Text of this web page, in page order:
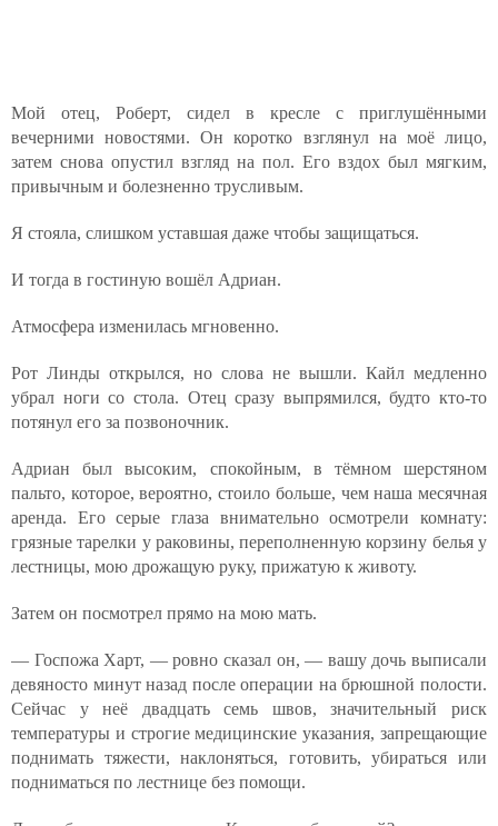
Мой отец, Роберт, сидел в кресле с приглушёнными
вечерними новостями. Он коротко взглянул на моё лицо,
затем снова опустил взгляд на пол. Его вздох был мягким,
привычным и болезненно трусливым.
Я стояла, слишком уставшая даже чтобы защищаться.
И тогда в гостиную вошёл Адриан.
Атмосфера изменилась мгновенно.
Рот Линды открылся, но слова не вышли. Кайл медленно
убрал ноги со стола. Отец сразу выпрямился, будто кто-то
потянул его за позвоночник.
Адриан был высоким, спокойным, в тёмном шерстяном
пальто, которое, вероятно, стоило больше, чем наша месячная
аренда. Его серые глаза внимательно осмотрели комнату:
грязные тарелки у раковины, переполненную корзину белья у
лестницы, мою дрожащую руку, прижатую к животу.
Затем он посмотрел прямо на мою мать.
— Госпожа Харт, — ровно сказал он, — вашу дочь выписали
девяносто минут назад после операции на брюшной полости.
Сейчас у неё двадцать семь швов, значительный риск
температуры и строгие медицинские указания, запрещающие
поднимать тяжести, наклоняться, готовить, убираться или
подниматься по лестнице без помощи.